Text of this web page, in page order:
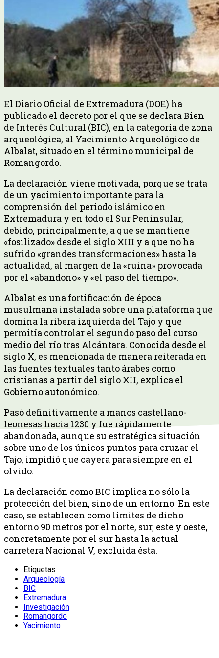
El Diario Oficial de Extremadura (DOE) ha
publicado el decreto por el que se declara Bien
de Interés Cultural (BIC), en la categoría de zona
arqueológica, al Yacimiento Arqueológico de
Albalat, situado en el término municipal de
Romangordo.
La declaración viene motivada, porque se trata
de un yacimiento importante para la
comprensión del periodo islámico en
Extremadura y en todo el Sur Peninsular,
debido, principalmente, a que se mantiene
«fosilizado» desde el siglo XIII y a que no ha
sufrido «grandes transformaciones» hasta la
actualidad, al margen de la «ruina» provocada
por el «abandono» y «el paso del tiempo».
Albalat es una fortificación de época
musulmana instalada sobre una plataforma que
domina la ribera izquierda del Tajo y que
permitía controlar el segundo paso del curso
medio del río tras Alcántara. Conocida desde el
siglo X, es mencionada de manera reiterada en
las fuentes textuales tanto árabes como
cristianas a partir del siglo XII, explica el
Gobierno autonómico.
Pasó definitivamente a manos castellano-
leonesas hacia 1230 y fue rápidamente
abandonada, aunque su estratégica situación
sobre uno de los únicos puntos para cruzar el
Tajo, impidió que cayera para siempre en el
olvido.
La declaración como BIC implica no sólo la
protección del bien, sino de un entorno. En este
caso, se establecen como límites de dicho
entorno 90 metros por el norte, sur, este y oeste,
concretamente por el sur hasta la actual
carretera Nacional V, excluida ésta.
Etiquetas
Arqueología
BIC
Extremadura
Investigación
Romangordo
Yacimiento